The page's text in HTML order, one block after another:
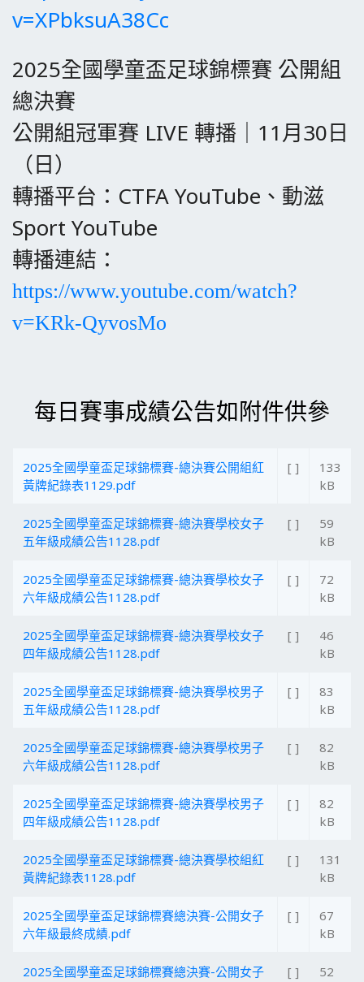
v=XPbksuA38Cc
2025全國學童盃足球錦標賽 公開組
總決賽
公開組冠軍賽 LIVE 轉播｜11月30日
（日）
轉播平台：CTFA YouTube、動滋
Sport YouTube
轉播連結 ：
https://www.youtube.com/watch?
v=KRk-QyvosMo
每日賽事成績公告如附件供參
2025全國學童盃足球錦標賽-總決賽公開組紅
黃牌紀錄表1129.pdf
[ ]
133
kB
2025全國學童盃足球錦標賽-總決賽學校女子
五年級成績公告1128.pdf
[ ]
59
kB
2025全國學童盃足球錦標賽-總決賽學校女子
六年級成績公告1128.pdf
[ ]
72
kB
2025全國學童盃足球錦標賽-總決賽學校女子
四年級成績公告1128.pdf
[ ]
46
kB
2025全國學童盃足球錦標賽-總決賽學校男子
五年級成績公告1128.pdf
[ ]
83
kB
2025全國學童盃足球錦標賽-總決賽學校男子
六年級成績公告1128.pdf
[ ]
82
kB
2025全國學童盃足球錦標賽-總決賽學校男子
四年級成績公告1128.pdf
[ ]
82
kB
2025全國學童盃足球錦標賽-總決賽學校組紅
黃牌紀錄表1128.pdf
[ ]
131
kB
2025全國學童盃足球錦標賽總決賽-公開女子
六年級最終成績.pdf
[ ]
67
kB
2025全國學童盃足球錦標賽總決賽-公開女子
[ ]
52